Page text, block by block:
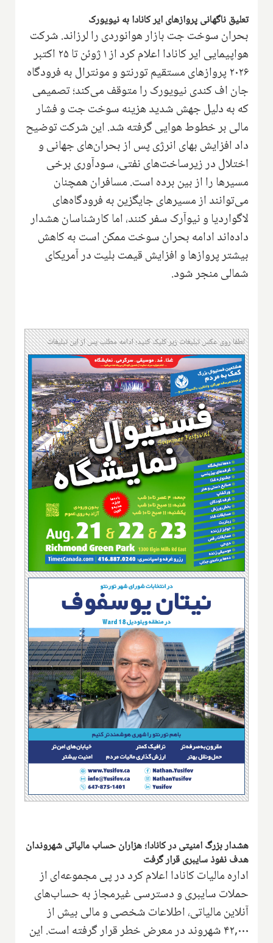
تعلیق ناگهانی پروازهای ایر کانادا به نیویورک
بحران سوخت جت بازار هوانوردی را لرزاند. شرکت
هواپیمایی ایر کانادا اعلام کرد از ۱ ژوئن تا ۲۵ اکتبر
۲۰۲۶ پروازهای مستقیم تورنتو و مونترال به فرودگاه
جان اف کندی نیویورک را متوقف می‌کند؛ تصمیمی
که به دلیل جهش شدید هزینه سوخت جت و فشار
مالی بر خطوط هوایی گرفته شد. این شرکت توضیح
داد افزایش بهای انرژی پس از بحران‌های جهانی و
اختلال در زیرساخت‌های نفتی، سودآوری برخی
مسیرها را از بین برده است. مسافران همچنان
می‌توانند از مسیرهای جایگزین به فرودگاه‌های
لاگواردیا و نیوآرک سفر کنند، اما کارشناسان هشدار
داده‌اند ادامه بحران سوخت ممکن است به کاهش
بیشتر پروازها و افزایش قیمت بلیت در آمریکای
شمالی منجر شود.
لطفا روی عکس تبلیغات زیر کلیک کنید؛ ادامه مطلب پس از این تبلیغات
هشدار بزرگ امنیتی در کانادا؛ هزاران حساب مالیاتی شهروندان
هدف نفوذ سایبری قرار گرفت
اداره مالیات کانادا اعلام کرد در پی مجموعه‌ای از
حملات سایبری و دسترسی غیرمجاز به حساب‌های
آنلاین مالیاتی، اطلاعات شخصی و مالی بیش از
۴۲,۰۰۰ شهروند در معرض خطر قرار گرفته است. این